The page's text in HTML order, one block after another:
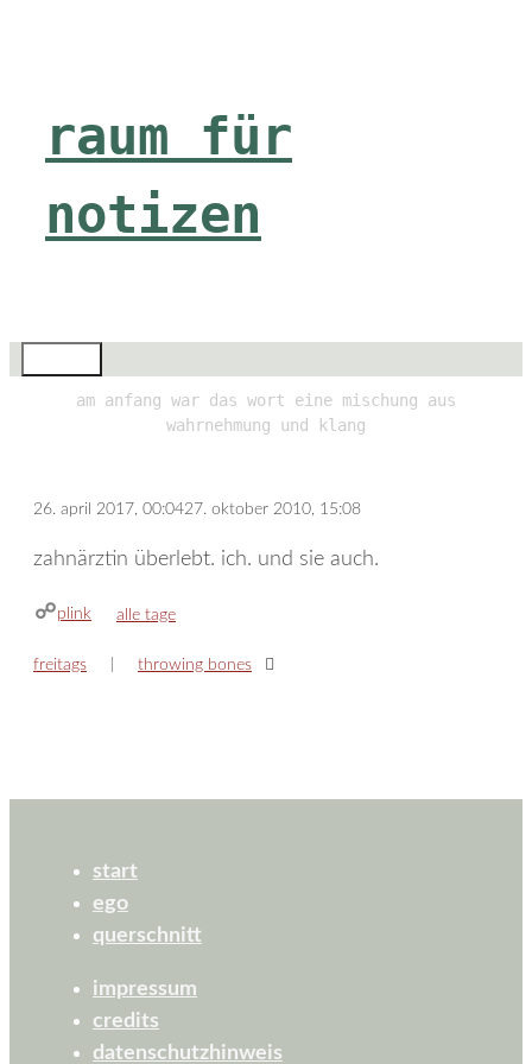
raum für
notizen
am anfang war das wort eine mischung aus
wahrnehmung und klang
26. april 2017, 00:0427. oktober 2010, 15:08
zahnärztin überlebt. ich. und sie auch.
plink kategorien
alle tage
freitags throwing bones
start
ego
querschnitt
impressum
credits
datenschutzhinweis